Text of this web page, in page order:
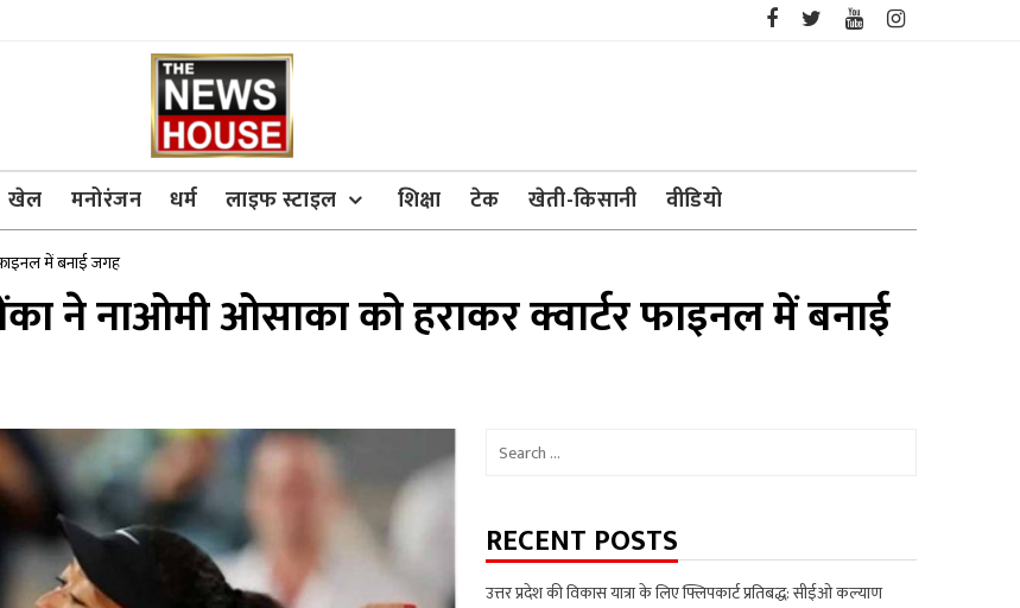
खेल मनोरंजन धर्म लाइफ स्टाइल शिक्षा टेक खेती-किसानी वीडियो
में बनाई जगह
ने नाओमी ओसाका को हराकर क्वार्टर फाइनल में बनाई
Search
RECENT POSTS
उत्तर प्रदेश की विकास यात्रा के लिए फ्लिपकार्ट प्रतिबद्ध: सीईओ कल्याण